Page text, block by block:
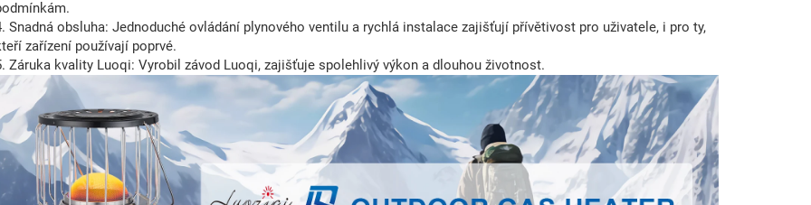
Snadná obsluha: Jednoduché ovládání plynového ventilu a rychlá instalace zajišťují přívětivost pro uživatele, i pro ty,
zařízení používají poprvé.
Záruka kvality Luoqi: Vyrobil závod Luoqi, zajišťuje spolehlivý výkon a dlouhou životnost.